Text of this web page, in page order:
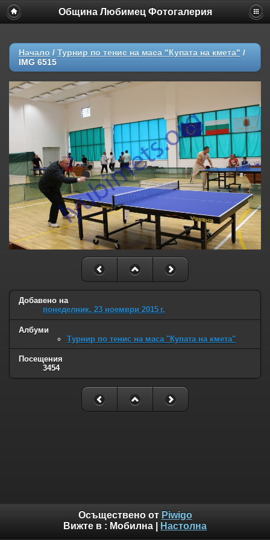
Община Любимец Фотогалерия
Начало / Турнир по тенис на маса "Купата на кмета" /
IMG 6515
Добавено на
понеделник, 23 ноември 2015 г.
Албуми
Турнир по тенис на маса "Купата на кмета"
Посещения
3454
Осъществено от Piwigo
Вижте в : Мобилна Настолна